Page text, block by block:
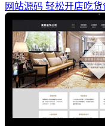
网站源码 轻松开店吃